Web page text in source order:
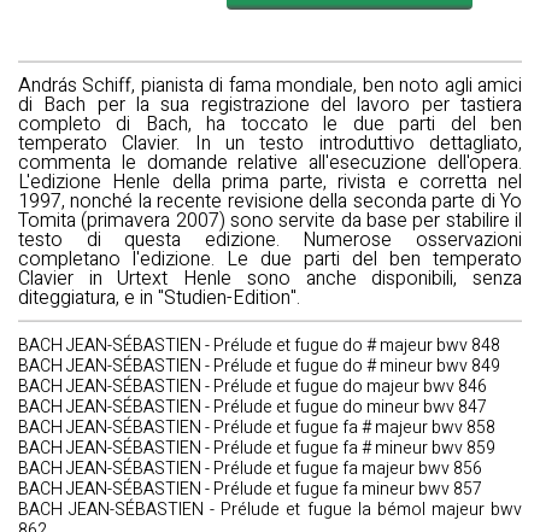
András Schiff, pianista di fama mondiale, ben noto agli amici
di Bach per la sua registrazione del lavoro per tastiera
completo di Bach, ha toccato le due parti del ben
temperato Clavier. In un testo introduttivo dettagliato,
commenta le domande relative all'esecuzione dell'opera.
L'edizione Henle della prima parte, rivista e corretta nel
1997, nonché la recente revisione della seconda parte di Yo
Tomita (primavera 2007) sono servite da base per stabilire il
testo di questa edizione. Numerose osservazioni
completano l'edizione. Le due parti del ben temperato
Clavier in Urtext Henle sono anche disponibili, senza
diteggiatura, e in "Studien-Edition".
BACH JEAN-SÉBASTIEN - Prélude et fugue do # majeur bwv 848
BACH JEAN-SÉBASTIEN - Prélude et fugue do # mineur bwv 849
BACH JEAN-SÉBASTIEN - Prélude et fugue do majeur bwv 846
BACH JEAN-SÉBASTIEN - Prélude et fugue do mineur bwv 847
BACH JEAN-SÉBASTIEN - Prélude et fugue fa # majeur bwv 858
BACH JEAN-SÉBASTIEN - Prélude et fugue fa # mineur bwv 859
BACH JEAN-SÉBASTIEN - Prélude et fugue fa majeur bwv 856
BACH JEAN-SÉBASTIEN - Prélude et fugue fa mineur bwv 857
BACH JEAN-SÉBASTIEN - Prélude et fugue la bémol majeur bwv